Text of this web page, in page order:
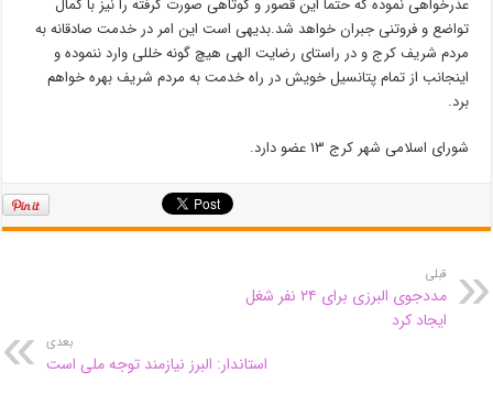
عذرخواهی نموده که حتما این قصور و کوتاهی صورت گرفته را نیز با کمال
تواضع و فروتنی جبران خواهد شد.بدیهی است این امر در خدمت صادقانه به
مردم شریف کرج و در راستای رضایت الهی هیچ گونه خللی وارد ننموده و
اینجانب از تمام پتانسیل خویش در راه خدمت به مردم شریف بهره خواهم
برد.
شورای اسلامی شهر کرج ۱۳ عضو دارد.
قبلی
مددجوی البرزی برای ۲۴ نفر شغل
ایجاد کرد
بعدی
استاندار: البرز نیازمند توجه ملی است